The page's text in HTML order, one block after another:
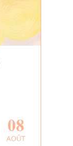
08
AOÛT